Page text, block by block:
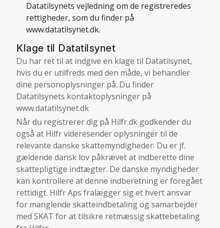
Datatilsynets vejledning om de registreredes
rettigheder, som du finder på
www.datatilsynet.dk.
Klage til Datatilsynet
Du har ret til at indgive en klage til Datatilsynet,
hvis du er utilfreds med den måde, vi behandler
dine personoplysninger på. Du finder
Datatilsynets kontaktoplysninger på
www.datatilsynet.dk
Når du registrerer dig på Hilfr.dk godkender du
også at Hilfr videresender oplysninger til de
relevante danske skattemyndigheder. Du er jf.
gældende dansk lov påkrævet at indberette dine
skattepligtige indtægter. De danske myndigheder
kan kontrollere at denne indberetning er foregået
rettidigt. Hilfr Aps fralægger sig et hvert ansvar
for manglende skatteindbetaling og samarbejder
med SKAT for at tilsikre retmæssig skattebetaling